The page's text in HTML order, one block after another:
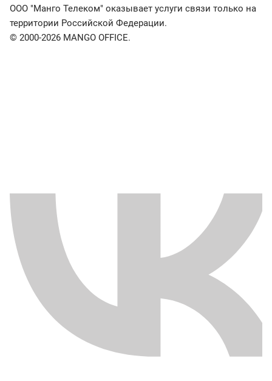
ООО "Манго Телеком" оказывает услуги связи только на
территории Российской Федерации.
© 2000-2026 MANGO OFFICE.